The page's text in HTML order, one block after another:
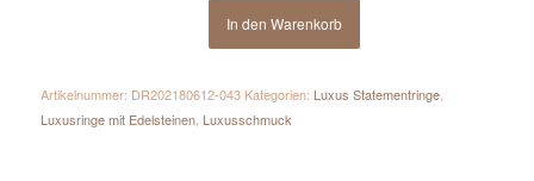
In den Warenkorb
Artikelnummer: DR202180612-043 Kategorien: Luxus Statementringe,
Luxusringe mit Edelsteinen, Luxusschmuck